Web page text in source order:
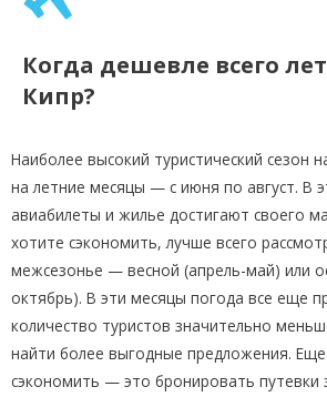
Когда дешевле всего
Кипр?
Наиболее высокий туристический сезон
на летние месяцы — с июня по август. В
авиабилеты и жилье достигают своего
хотите сэкономить, лучше всего
межсезонье — весной (апрель-май) или
октябрь). В эти месяцы погода все еще
количество туристов значительно
найти более выгодные предложения.
сэкономить — это бронировать путевки